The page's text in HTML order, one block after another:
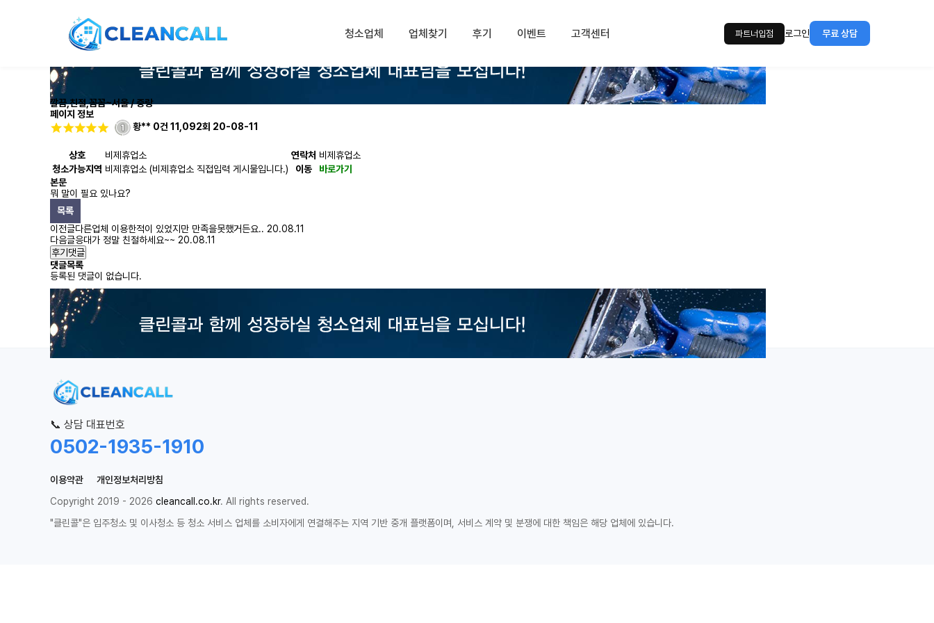
청소업체 업체찾기 후기 이벤트 고객센터 파트너입점 로그인 무료 상담
깔끔,친절,꼼꼼~서울 / 중랑
페이지 정보
황** 0건 11,092회 20-08-11
상호 비제휴업소 연락처 비제휴업소
청소가능지역 비제휴업소 (비제휴업소 직접입력 게시물입니다.) 이동
바로가기
본문
뭐 말이 필요 있나요?
목록
이전글다른업체 이용한적이 있었지만 만족을못했거든요.. 20.08.11
다음글응대가 정말 친절하세요~~ 20.08.11
후기댓글
댓글목록
등록된 댓글이 없습니다.
📞 상담 대표번호
0502-1935-1910
이용약관
개인정보처리방침
Copyright 2019 - 2026 cleancall.co.kr. All rights reserved.
"클린콜"은 입주청소 및 이사청소 등 청소 서비스 업체를 소비자에게 연결해주는 지역 기반 중개 플랫폼이며, 서비스 계약 및 분쟁에 대한 책임은 해당 업체에 있습니다.